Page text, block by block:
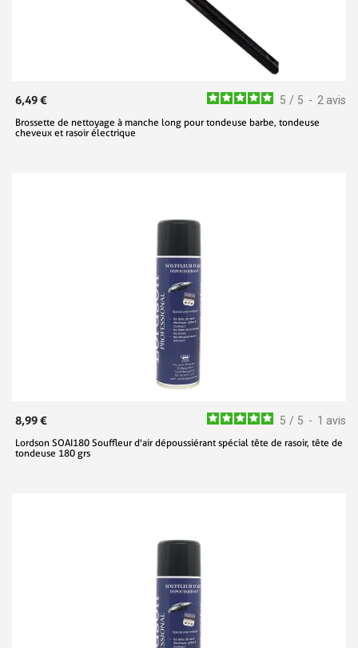
5 / 5 - 2 avis
6,49 €
Brossette de nettoyage à manche long pour tondeuse barbe, tondeuse
cheveux et rasoir électrique
5 / 5 - 1 avis
8,99 €
Lordson SOAI180 Souffleur d'air dépoussiérant spécial tête de rasoir, tête de
tondeuse 180 grs